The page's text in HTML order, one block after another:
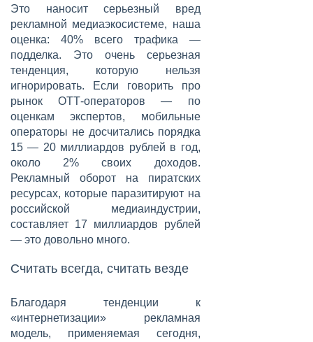
Это наносит серьезный вред
рекламной медиаэкосистеме, наша
оценка: 40% всего трафика —
подделка. Это очень серьезная
тенденция, которую нельзя
игнорировать. Если говорить про
рынок ОТТ-операторов — по
оценкам экспертов, мобильные
операторы не досчитались порядка
15 — 20 миллиардов рублей в год,
около 2% своих доходов.
Рекламный оборот на пиратских
ресурсах, которые паразитируют на
российской медиаиндустрии,
составляет 17 миллиардов рублей
— это довольно много.
Считать всегда, считать везде
Благодаря тенденции к
«интернетизации» рекламная
модель, применяемая сегодня,